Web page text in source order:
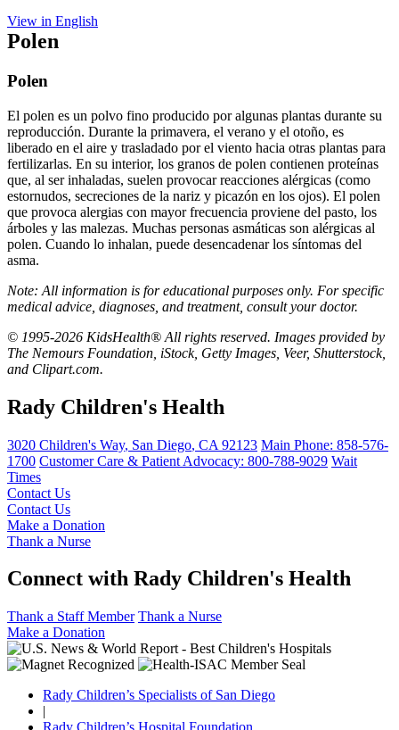
View in English
Polen
Polen
El polen es un polvo fino producido por algunas plantas durante su
reproducción. Durante la primavera, el verano y el otoño, es
liberado en el aire y trasladado por el viento hacia otras plantas para
fertilizarlas. En su interior, los granos de polen contienen proteínas
que, al ser inhaladas, suelen provocar reacciones alérgicas (como
estornudos, secreciones de la nariz y picazón en los ojos). El polen
que provoca alergias con mayor frecuencia proviene del pasto, los
árboles y las malezas. Muchas personas asmáticas son alérgicas al
polen. Cuando lo inhalan, puede desencadenar los síntomas del
asma.
Note: All information is for educational purposes only. For specific
medical advice, diagnoses, and treatment, consult your doctor.
© 1995-2026 KidsHealth® All rights reserved. Images provided by
The Nemours Foundation, iStock, Getty Images, Veer, Shutterstock,
and Clipart.com.
Rady Children's Health
3020 Children's Way, San Diego, CA 92123 Main Phone: 858-576-
1700 Customer Care & Patient Advocacy: 800-788-9029 Wait
Times
Contact Us
Contact Us
Make a Donation
Thank a Nurse
Connect with Rady Children's Health
Thank a Staff Member Thank a Nurse
Make a Donation
Rady Children’s Specialists of San Diego
|